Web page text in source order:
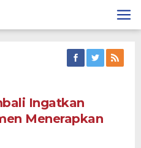
Ingatkan
Menerapkan